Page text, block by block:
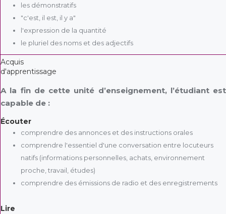
les démonstratifs
"c'est, il est, il y a"
l'expression de la quantité
le pluriel des noms et des adjectifs
Acquis
d'apprentissage
A la fin de cette unité d’enseignement, l’étudiant est
capable de :
Écouter
comprendre des annonces et des instructions orales
comprendre l'essentiel d'une conversation entre locuteurs
natifs (informations personnelles, achats, environnement
proche, travail, études)
comprendre des émissions de radio et des enregistrements
Lire